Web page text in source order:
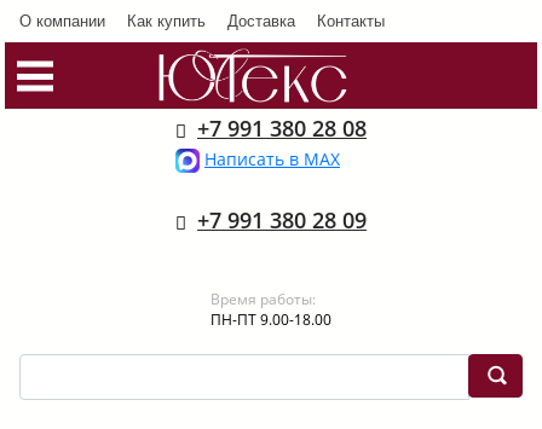
О компании Как купить Доставка Контакты
+7 991 380 28 08
Написать в MAX
+7 991 380 28 09
Время работы:
ПН-ПТ 9.00-18.00